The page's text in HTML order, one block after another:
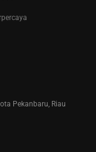
Pekanbaru, Riau